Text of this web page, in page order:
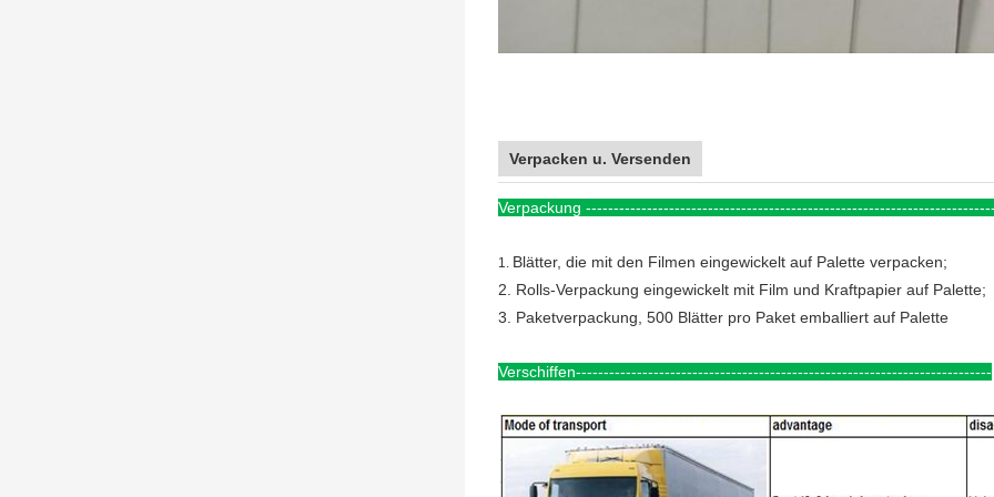
Verpacken u. Versenden
Verpackung
1. Blätter, die mit den Filmen eingewickelt auf Palette verpacken;
2. Rolls-Verpackung eingewickelt mit Film und Kraftpapier auf Palette;
3. Paketverpackung, 500 Blätter pro Paket emballiert auf Palette
Verschiffen---------------------------------------------------------------------------